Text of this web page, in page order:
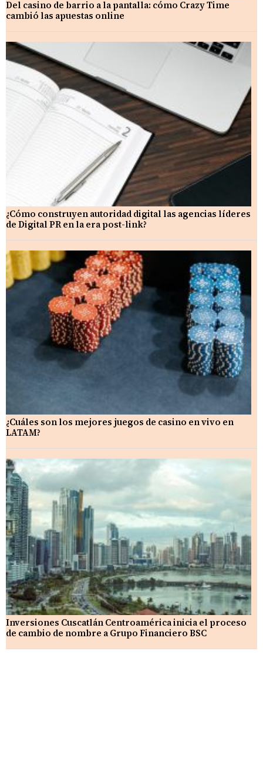
Del casino de barrio a la pantalla: cómo Crazy Time
cambió las apuestas online
¿Cómo construyen autoridad digital las agencias líderes
de Digital PR en la era post-link?
¿Cuáles son los mejores juegos de casino en vivo en
LATAM?
Inversiones Cuscatlán Centroamérica inicia el proceso
de cambio de nombre a Grupo Financiero BSC